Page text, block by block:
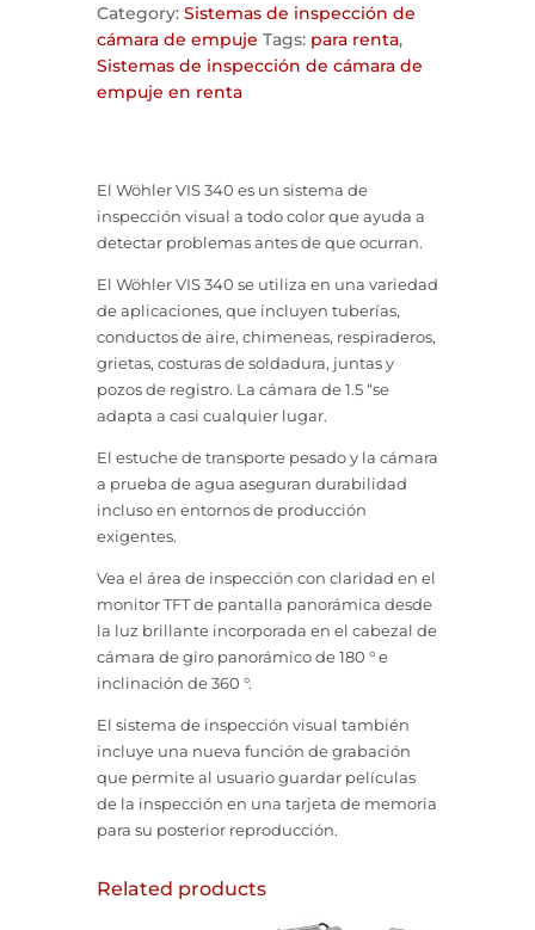
Category: Sistemas de inspección de
cámara de empuje Tags: para renta,
Sistemas de inspección de cámara de
empuje en renta
El Wöhler VIS 340 es un sistema de
inspección visual a todo color que ayuda a
detectar problemas antes de que ocurran.
El Wöhler VIS 340 se utiliza en una variedad
de aplicaciones, que incluyen tuberías,
conductos de aire, chimeneas, respiraderos,
grietas, costuras de soldadura, juntas y
pozos de registro. La cámara de 1.5 “se
adapta a casi cualquier lugar.
El estuche de transporte pesado y la cámara
a prueba de agua aseguran durabilidad
incluso en entornos de producción
exigentes.
Vea el área de inspección con claridad en el
monitor TFT de pantalla panorámica desde
la luz brillante incorporada en el cabezal de
cámara de giro panorámico de 180 ° e
inclinación de 360 °.
El sistema de inspección visual también
incluye una nueva función de grabación
que permite al usuario guardar películas
de la inspección en una tarjeta de memoria
para su posterior reproducción.
Related products